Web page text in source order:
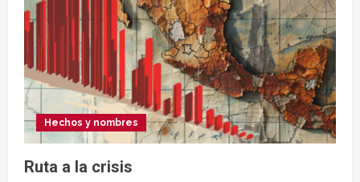
Hechos y nombres
Ruta a la crisis